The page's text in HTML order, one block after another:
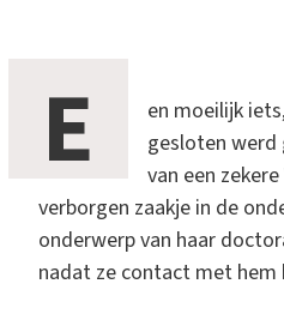
E
en moeilijk
gesloten werd
van een
verborgen zaakje in de
onderwerp van haar
nadat ze contact met hem